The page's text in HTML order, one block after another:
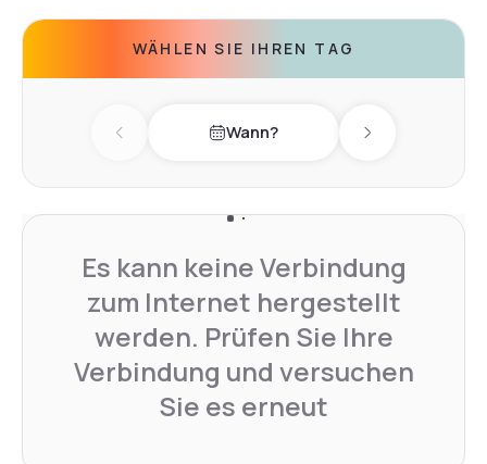
WÄHLEN SIE IHREN TAG
Previous day Wann? Next day
Es kann keine Verbindung
zum Internet hergestellt
werden. Prüfen Sie Ihre
Verbindung und versuchen
Sie es erneut